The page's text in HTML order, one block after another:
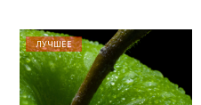
ЛУЧШЕЕ